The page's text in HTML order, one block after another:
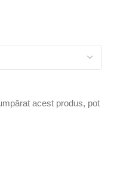
acest produs, pot